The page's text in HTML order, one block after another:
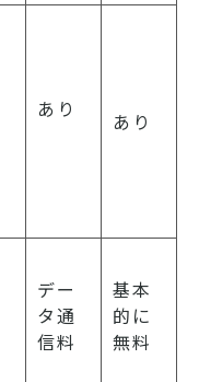
あり あり
デー
タ通
信料
基本
的に
無料